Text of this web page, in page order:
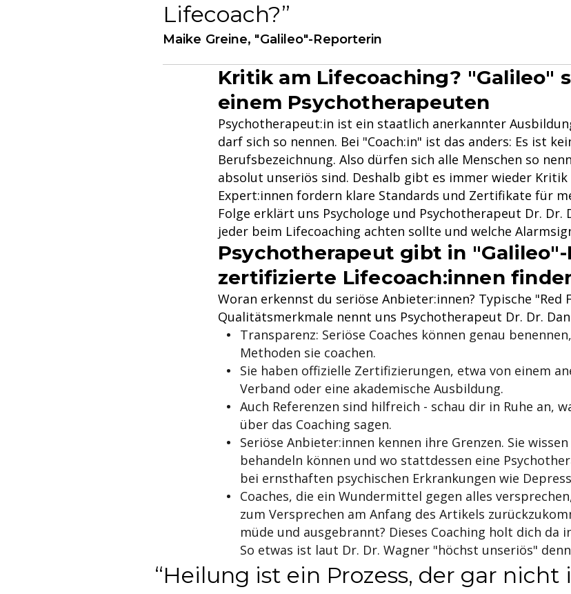
Lifecoach?
Maike Greine, "Galileo"-Reporterin
Kritik am Lifecoaching? "Galileo"
einem Psychotherapeuten
Psychotherapeut:in ist ein staatlich anerkannter
darf sich so nennen. Bei "Coach:in" ist das anders: Es ist
Berufsbezeichnung. Also dürfen sich alle Menschen so
absolut unseriös sind. Deshalb gibt es immer wieder Kritik
Expert:innen fordern klare Standards und Zertifikate für
Folge erklärt uns Psychologe und Psychotherapeut Dr. Dr.
jeder beim Lifecoaching achten sollte und welche
Psychotherapeut gibt in "Galileo"-
zertifizierte Lifecoach:innen
Woran erkennst du seriöse Anbieter:innen? Typische "Red
Qualitätsmerkmale nennt uns Psychotherapeut Dr. Dr.
Transparenz: Seriöse Coaches können genau
Methoden sie coachen.
Sie haben offizielle Zertifizierungen, etwa von einem
Verband oder eine akademische Ausbildung.
Auch Referenzen sind hilfreich - schau dir in Ruhe an,
über das Coaching sagen.
Seriöse Anbieter:innen kennen ihre Grenzen. Sie
behandeln können und wo stattdessen eine
bei ernsthaften psychischen Erkrankungen wie
Coaches, die ein Wundermittel gegen alles
zum Versprechen am Anfang des Artikels
müde und ausgebrannt? Dieses Coaching holt dich da
So etwas ist laut Dr. Dr. Wagner "höchst unseriös" denn
Heilung ist ein Prozess, der gar nicht